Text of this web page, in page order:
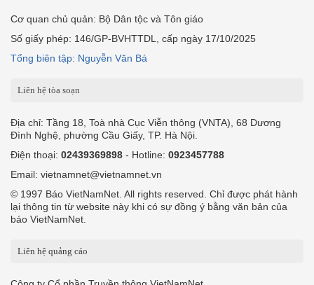
Cơ quan chủ quản: Bộ Dân tộc và Tôn giáo
Số giấy phép: 146/GP-BVHTTDL, cấp ngày 17/10/2025
Tổng biên tập: Nguyễn Văn Bá
Liên hệ tòa soạn
Địa chỉ: Tầng 18, Toà nhà Cục Viễn thông (VNTA), 68 Dương
Đình Nghệ, phường Cầu Giấy, TP. Hà Nội.
Điện thoại: 02439369898 - Hotline: 0923457788
Email: vietnamnet@vietnamnet.vn
© 1997 Báo VietNamNet. All rights reserved. Chỉ được phát hành
lại thông tin từ website này khi có sự đồng ý bằng văn bản của
báo VietNamNet.
Liên hệ quảng cáo